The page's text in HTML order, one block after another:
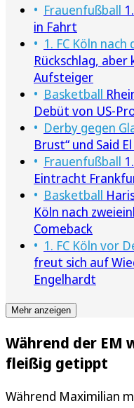
Frauenfußball
in Fahrt
1. FC Köln
Rückschlag,
Aufsteiger
Basketball
Debüt von US-
Derby gegen
Brust“ und Said
Frauenfußball
Eintracht
Basketball
Köln nach
Comeback
1. FC Köln vor
freut sich auf
Engelhardt
Mehr anzeigen
Während der EM
fleißig getippt
Während Maximilian